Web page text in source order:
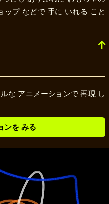
ップ などで 手に いれる こと
な アニメーションで 再現 し
ンを みる